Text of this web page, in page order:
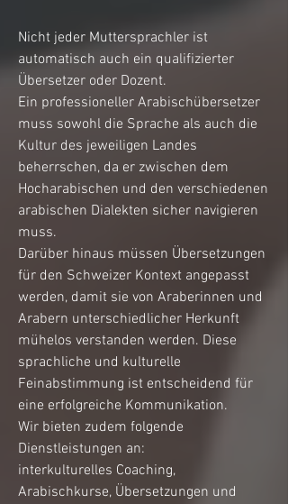
Nicht jeder Muttersprachler ist
automatisch auch ein qualifizierter
Übersetzer oder Dozent.
Ein professioneller Arabischübersetzer
muss sowohl die Sprache als auch die
Kultur des jeweiligen Landes
beherrschen, da er zwischen dem
Hocharabischen und den verschiedenen
arabischen Dialekten sicher navigieren
muss.
Darüber hinaus müssen Übersetzungen
für den Schweizer Kontext angepasst
werden, damit sie von Araberinnen und
Arabern unterschiedlicher Herkunft
mühelos verstanden werden. Diese
sprachliche und kulturelle
Feinabstimmung ist entscheidend für
eine erfolgreiche Kommunikation.
Wir bieten zudem folgende
Dienstleistungen an:
interkulturelles Coaching,
Arabischkurse, Übersetzungen und